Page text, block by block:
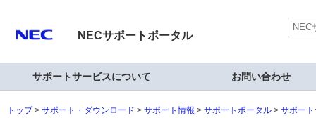
NECサポートポータル
サポートサービスについて お問い合わせ
トップ サポート・ダウンロード サポート情報 サポートポータル サポー